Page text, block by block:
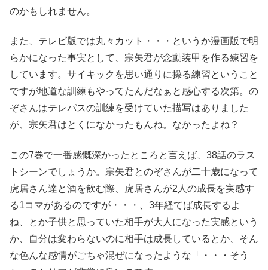
のかもしれません。
また、テレビ版では丸々カット・・・というか漫画版で明
らかになった事実として、宗矢君が念動装甲を作る練習を
しています。サイキックを思い通りに操る練習ということ
ですが地道な訓練もやってたんだなぁと感心する次第。の
ぞさんはテレパスの訓練を受けていた描写はありました
が、宗矢君はとくになかったもんね。なかったよね？
この7巻で一番感慨深かったところと言えば、38話のラス
トシーンでしょうか。宗矢君とのぞさんが二十歳になって
虎居さん達と酒を飲む際、虎居さんが2人の成長を実感す
る1コマがあるのですが・・・、3年経てば成長するよ
ね、とか子供と思っていた相手が大人になった実感という
か、自分は変わらないのに相手は成長しているとか、そん
な色んな感情がごちゃ混ぜになったような「・・・そう